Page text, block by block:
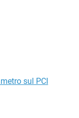
sul PCI